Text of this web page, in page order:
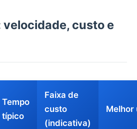
custo e
Tempo
típico
Faixa de
custo
(indicativa)
Melhor